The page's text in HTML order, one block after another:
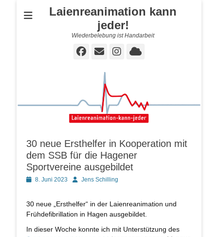
Laienreanimation kann
jeder!
Wiederbelebung ist Handarbeit
Facebook
E-
Instagram
Cloud
30 neue Ersthelfer in Kooperation mit
dem SSB für die Hagener
Sportvereine ausgebildet
Posted8. Juni 2023 AutorJens Schilling
30 neue „Ersthelfer“ in der Laienreanimation und
Frühdefibrillation in Hagen ausgebildet.
In dieser Woche konnte ich mit Unterstützung des